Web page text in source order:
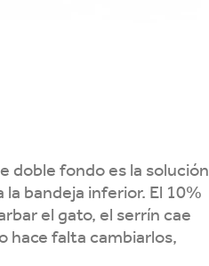
doble fondo es la solución
la bandeja inferior. El 10%
el gato, el serrín cae
hace falta cambiarlos,